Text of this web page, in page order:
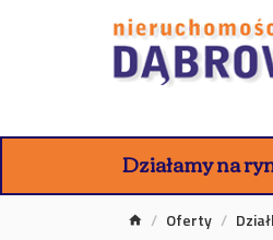
Działamy na
Oferty